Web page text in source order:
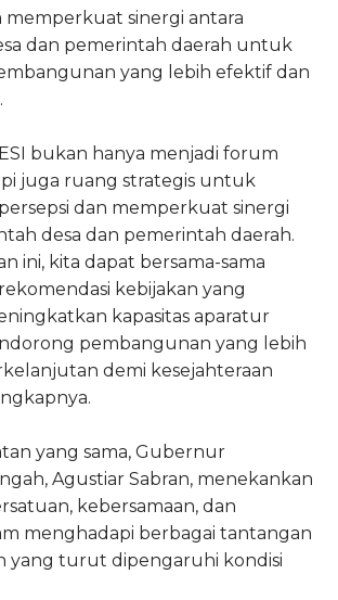
sinergi antara
dan pemerintah daerah untuk
yang lebih efektif dan
bukan hanya menjadi forum
juga ruang strategis untuk
dan memperkuat sinergi
desa dan pemerintah daerah.
ini, kita dapat bersama-sama
kebijakan yang
kapasitas aparatur
pembangunan yang lebih
demi kesejahteraan
yang sama, Gubernur
Agustiar Sabran, menekankan
kebersamaan, dan
menghadapi berbagai tantangan
yang turut dipengaruhi kondisi